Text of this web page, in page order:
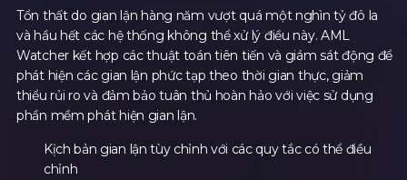
Tổn thất do gian lận hàng năm vượt quá một nghìn tỷ đô la
và hầu hết các hệ thống không thể xử lý điều này. AML
Watcher kết hợp các thuật toán tiên tiến và giám sát động để
phát hiện các gian lận phức tạp theo thời gian thực, giảm
thiểu rủi ro và đảm bảo tuân thủ hoàn hảo với việc sử dụng
phần mềm phát hiện gian lận.
Kịch bản gian lận tùy chỉnh với các quy tắc có thể điều
chỉnh